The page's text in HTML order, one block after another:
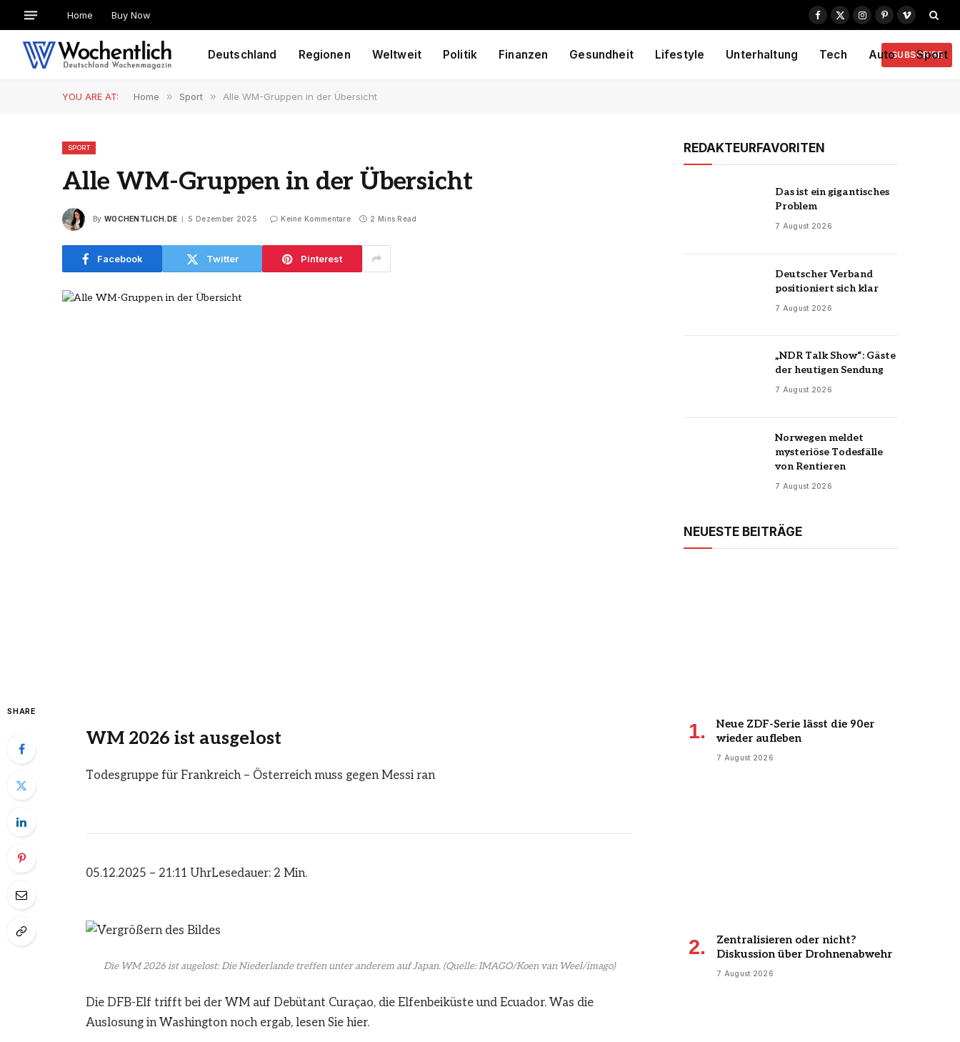
Home Buy Now
Facebook
X
Instagram
PinterestVimeo
Deutschland Regionen Weltweit Politik Finanzen Gesundheit Lifestyle Unterhaltung Tech Auto Sport
SUBSCRIBE
YOU ARE AT: Home » Sport » Alle WM-Gruppen in der Übersicht
SPORT
Alle WM-Gruppen in der Übersicht
By WOCHENTLICH.DE 5 Dezember 2025 Keine Kommentare 2 Mins Read
Facebook Twitter Pinterest
SHARE
WM 2026 ist ausgelost
Todesgruppe für Frankreich – Österreich muss gegen Messi ran
05.12.2025 – 21:11 UhrLesedauer: 2 Min.
Die WM 2026 ist augelost: Die Niederlande treffen unter anderem auf Japan.(Quelle: IMAGO/Koen van Weel/imago)
Die DFB-Elf trifft bei der WM auf Debütant Curaçao, die Elfenbeiküste und Ecuador. Was die
Auslosung in Washington noch ergab, lesen Sie hier.
REDAKTEURFAVORITEN
Das ist ein gigantisches
Problem
7 August 2026
Deutscher Verband
positioniert sich klar
7 August 2026
„NDR Talk Show“: Gäste
der heutigen Sendung
7 August 2026
Norwegen meldet
mysteriöse Todesfälle
von Rentieren
7 August 2026
NEUESTE BEITRÄGE
Neue ZDF-Serie lässt die 90er
wieder aufleben
7 August 2026
Zentralisieren oder nicht?
Diskussion über Drohnenabwehr
7 August 2026